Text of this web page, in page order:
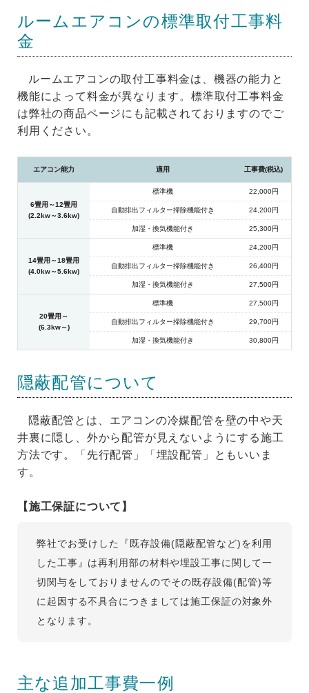
ルームエアコンの標準取付工事料
金
ルームエアコンの取付工事料金は、機器の能力と
機能によって料金が異なります。標準取付工事料金
は弊社の商品ページにも記載されておりますのでご
利用ください。
エアコン能力 適用 工事費(税込)
6畳用～12畳用
(2.2kw～3.6kw)
標準機 22,000円
自動排出フィルター掃除機能付き 24,200円
加湿・換気機能付き 25,300円
14畳用～18畳用
(4.0kw～5.6kw)
標準機 24,200円
自動排出フィルター掃除機能付き 26,400円
加湿・換気機能付き 27,500円
20畳用～
(6.3kw～)
標準機 27,500円
自動排出フィルター掃除機能付き 29,700円
加湿・換気機能付き 30,800円
隠蔽配管について
隠蔽配管とは、エアコンの冷媒配管を壁の中や天
井裏に隠し、外から配管が見えないようにする施工
方法です。「先行配管」「埋設配管」ともいいま
す。
【施工保証について】
弊社でお受けした『既存設備(隠蔽配管など)を利用
した工事』は再利用部の材料や埋設工事に関して一
切関与をしておりませんのでその既存設備(配管)等
に起因する不具合につきましては施工保証の対象外
となります。
主な追加工事費一例